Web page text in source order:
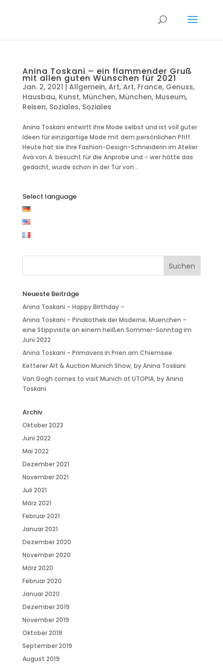
Anina Toskani – ein flammender Gruß
mit allen guten Wünschen für 2021
Jan. 2, 2021 | Allgemein, Art, Art, France, Genuss,
Hausbau, Kunst, München, München, Museum,
Reisen, Soziales, Soziales
Anina Toskani entwirft ihre Mode selbst und ist voll guter
Ideen für einzigartige Mode mit dem persönlichen Pfiff.
Heute hat sie ihre Fashion-Design-Schneiderin im Atelier
Ava von A. besucht für die Anprobe und – wer hätte das
gedacht, wurde schon in der Tür von...
Select language
Neueste Beiträge
Anina Toskani – Happy Birthday –
Anina Toskani – Pinakothek der Moderne, Muenchen –
eine Stippvisite an einem heißen Sommer-Sonntag im
Juni 2022
Anina Toskani – Primavera in Prien am Chiemsee
Ketterer Art & Auction Munich Show, by Anina Toskani
Van Gogh comes to visit Munich at UTOPIA, by Anina
Toskani
Archiv
Oktober 2023
Juni 2022
Mai 2022
Dezember 2021
November 2021
Juli 2021
März 2021
Februar 2021
Januar 2021
Dezember 2020
November 2020
März 2020
Februar 2020
Januar 2020
Dezember 2019
November 2019
Oktober 2019
September 2019
August 2019